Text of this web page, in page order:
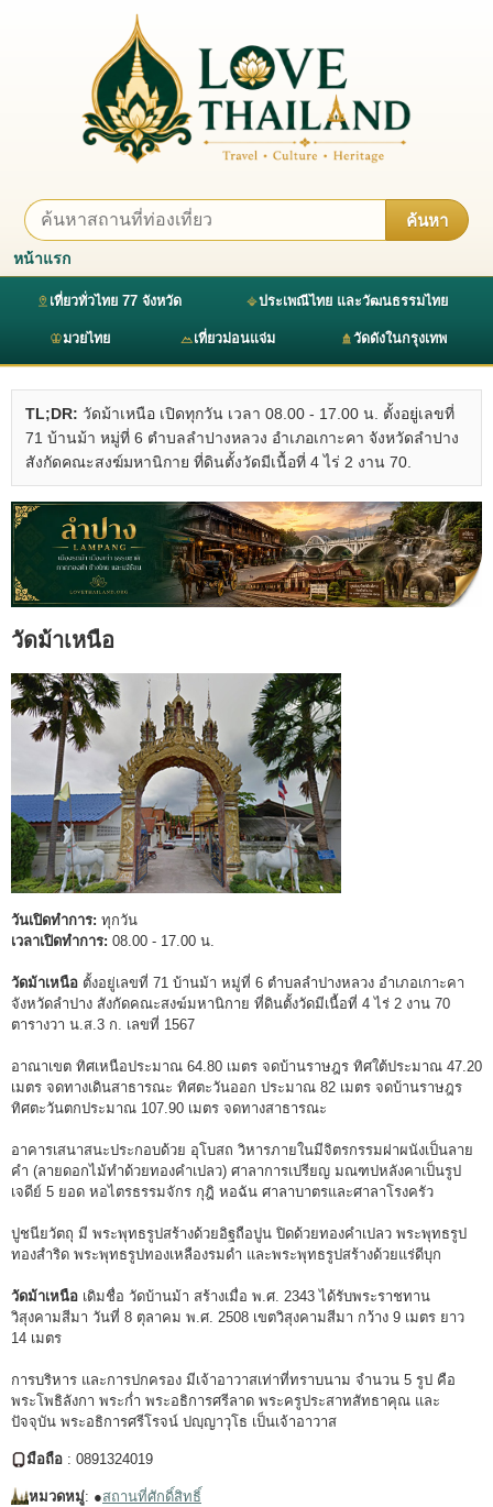
ค้นหา
หน้าแรก
เที่ยวทั่วไทย 77 จังหวัด ประเพณีไทย และวัฒนธรรมไทย
มวยไทย เที่ยวม่อนแจ่ม วัดดังในกรุงเทพ
TL;DR: วัดม้าเหนือ เปิดทุกวัน เวลา 08.00 - 17.00 น. ตั้งอยู่เลขที่
71 บ้านม้า หมู่ที่ 6 ตำบลลำปางหลวง อำเภอเกาะคา จังหวัดลำปาง
สังกัดคณะสงฆ์มหานิกาย ที่ดินตั้งวัดมีเนื้อที่ 4 ไร่ 2 งาน 70.
วัดม้าเหนือ
วันเปิดทำการ: ทุกวัน
เวลาเปิดทำการ: 08.00 - 17.00 น.
วัดม้าเหนือ ตั้งอยู่เลขที่ 71 บ้านม้า หมู่ที่ 6 ตำบลลำปางหลวง อำเภอเกาะคา
จังหวัดลำปาง สังกัดคณะสงฆ์มหานิกาย ที่ดินตั้งวัดมีเนื้อที่ 4 ไร่ 2 งาน 70
ตารางวา น.ส.3 ก. เลขที่ 1567
อาณาเขต ทิศเหนือประมาณ 64.80 เมตร จดบ้านราษฎร ทิศใต้ประมาณ 47.20
เมตร จดทางเดินสาธารณะ ทิศตะวันออก ประมาณ 82 เมตร จดบ้านราษฎร
ทิศตะวันตกประมาณ 107.90 เมตร จดทางสาธารณะ
อาคารเสนาสนะประกอบด้วย อุโบสถ วิหารภายในมีจิตรกรรมฝาผนังเป็นลาย
คำ (ลายดอกไม้ทำด้วยทองคำเปลว) ศาลาการเปรียญ มณฑปหลังคาเป็นรูป
เจดีย์ 5 ยอด หอไตรธรรมจักร กุฎิ หอฉัน ศาลาบาตรและศาลาโรงครัว
ปูชนียวัตถุ มี พระพุทธรูปสร้างด้วยอิฐถือปูน ปิดด้วยทองคำเปลว พระพุทธรูป
ทองสำริด พระพุทธรูปทองเหลืองรมดำ และพระพุทธรูปสร้างด้วยแร่ดีบุก
วัดม้าเหนือ เดิมชื่อ วัดบ้านม้า สร้างเมื่อ พ.ศ. 2343 ได้รับพระราชทาน
วิสุงคามสีมา วันที่ 8 ตุลาคม พ.ศ. 2508 เขตวิสุงคามสีมา กว้าง 9 เมตร ยาว
14 เมตร
การบริหาร และการปกครอง มีเจ้าอาวาสเท่าที่ทราบนาม จำนวน 5 รูป คือ
พระโพธิลังกา พระก่ำ พระอธิการศรีลาด พระครูประสาทสัทธาคุณ และ
ปัจจุบัน พระอธิการศรีโรจน์ ปญฺญาวุโธ เป็นเจ้าอาวาส
มือถือ : 0891324019
หมวดหมู่: ●สถานที่ศักดิ์สิทธิ์